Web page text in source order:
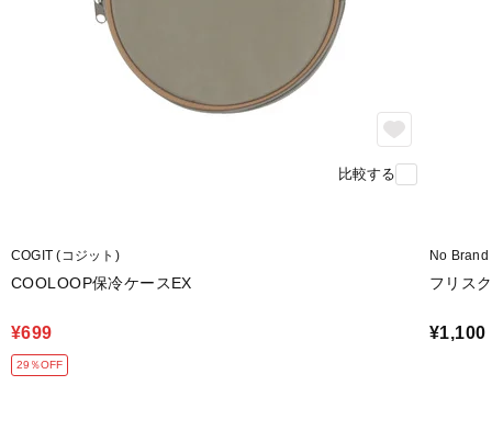
比較する
COGIT (コジット)
COOLOOP保冷ケースEX
¥699
29％OFF
No Brand
フリス
¥1,100